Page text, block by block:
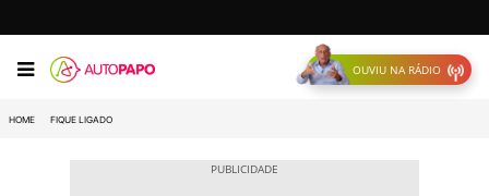
OUVIU NA RÁDIO
HOME FIQUE LIGADO